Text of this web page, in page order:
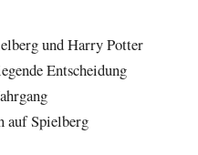
und Harry Potter
Entscheidung
auf Spielberg